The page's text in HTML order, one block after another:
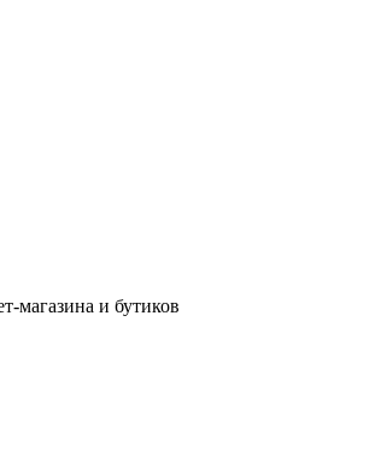
магазина и бутиков